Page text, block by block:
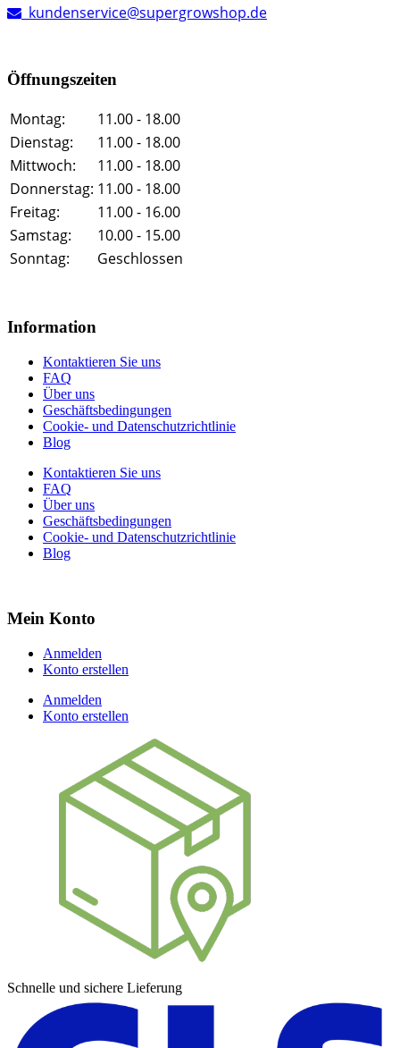
kundenservice@supergrowshop.de
Öffnungszeiten
Montag:
11.00 - 18.00
Dienstag:
11.00 - 18.00
Mittwoch:
11.00 - 18.00
Donnerstag: 11.00 - 18.00
Freitag:
11.00 - 16.00
Samstag:
10.00 - 15.00
Sonntag:
Geschlossen
Information
Kontaktieren Sie uns
FAQ
Über uns
Geschäftsbedingungen
Cookie- und Datenschutzrichtlinie
Blog
Kontaktieren Sie uns
FAQ
Über uns
Geschäftsbedingungen
Cookie- und Datenschutzrichtlinie
Blog
Mein Konto
Anmelden
Konto erstellen
Anmelden
Konto erstellen
Schnelle und sichere Lieferung